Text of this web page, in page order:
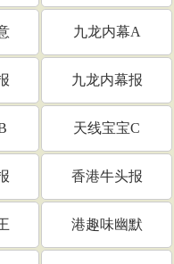
九龙内幕A
九龙内幕报
天线宝宝C
香港牛头报
港趣味幽默